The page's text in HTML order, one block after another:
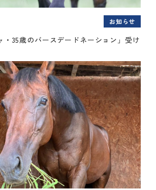
お知らせ
・35歳のバースデードネーション」受け